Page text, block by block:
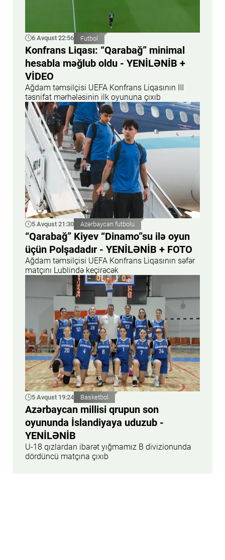
6 Avqust 22:56 Futbol
Konfrans Liqası: “Qarabağ” minimal
hesabla məğlub oldu - YENİLƏNİB +
VİDEO
Ağdam təmsilçisi UEFA Konfrans Liqasının III
təsnifat mərhələsinin ilk oyununa çıxıb
5 Avqust 21:30 Azərbaycan futbolu
“Qarabağ” Kiyev “Dinamo”su ilə oyun
üçün Polşadadır - YENİLƏNİB + FOTO
Ağdam təmsilçisi UEFA Konfrans Liqasının səfər
matçını Lublində keçirəcək
5 Avqust 19:24 Basketbol
Azərbaycan millisi qrupun son
oyununda İslandiyaya uduzub -
YENİLƏNİB
U-18 qızlardan ibarət yığmamız B divizionunda
dördüncü matçına çıxıb